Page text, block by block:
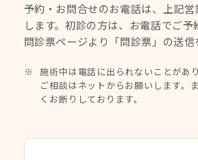
予約・お問合せのお電話は、上記
します。初診の方は、お電話でご予
問診票ページより 「問診票」の送
施術中は電話に出られないことがあ
ご相談はネットからお願いします。
くお断りしております。